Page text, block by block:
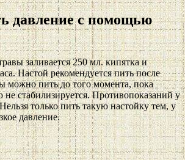
давление с помощью
заливается 250 мл. кипятка и
Настой рекомендуется пить после
можно пить до того момента, пока
не стабилизируется. Противопоказаний у
только пить такую настойку тем, у
давление.